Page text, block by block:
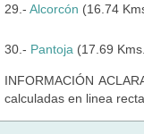
29.- Alcorcón (16.74
30.- Pantoja (17.69
INFORMACIÓN
calculadas en linea recta.